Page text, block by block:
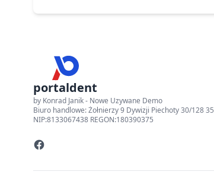
portaldent
by Konrad Janik - Nowe Uzywane Demo
Biuro handlowe: Żołnierzy 9 Dywizji Piechoty 30/128
NIP:8133067438 REGON:180390375